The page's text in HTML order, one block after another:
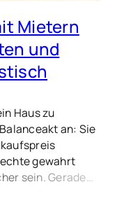
Mietern
und
Haus zu
an: Sie
gewahrt
sein. Gerade
– für Käufer,
genau